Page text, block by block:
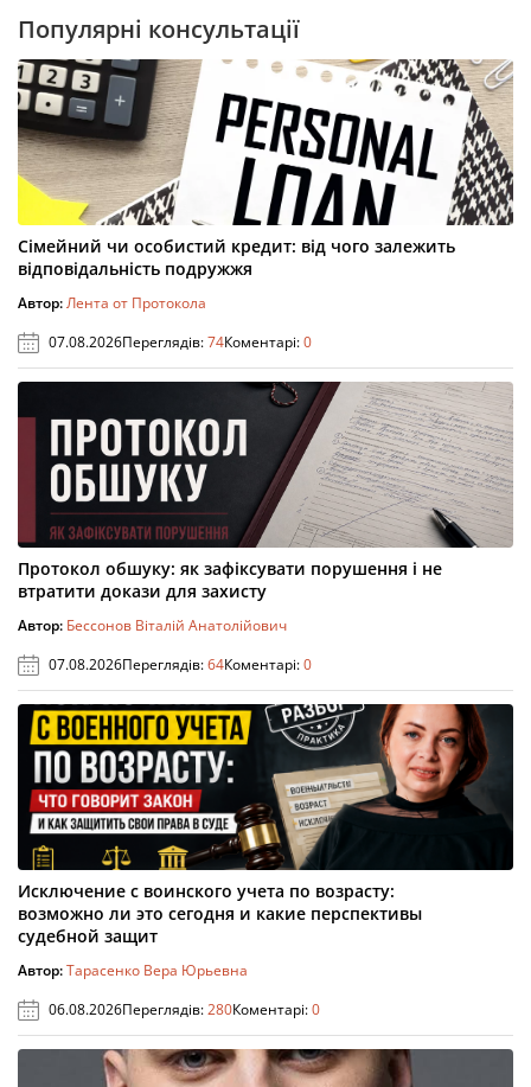
Популярні консультації
Сімейний чи особистий кредит: від чого залежить
відповідальність подружжя
Автор:Лента от Протокола
07.08.2026Переглядів:74Коментарі:0
Протокол обшуку: як зафіксувати порушення і не
втратити докази для захисту
Автор: Бессонов Віталій Анатолійович
07.08.2026Переглядів:64Коментарі:0
Исключение с воинского учета по возрасту:
возможно ли это сегодня и какие перспективы
судебной защит
Автор:Тарасенко Вера Юрьевна
06.08.2026Переглядів:280Коментарі:0